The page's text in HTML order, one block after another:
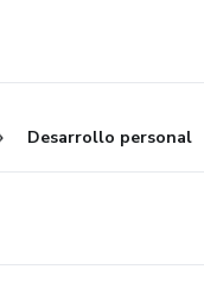
Desarrollo personal